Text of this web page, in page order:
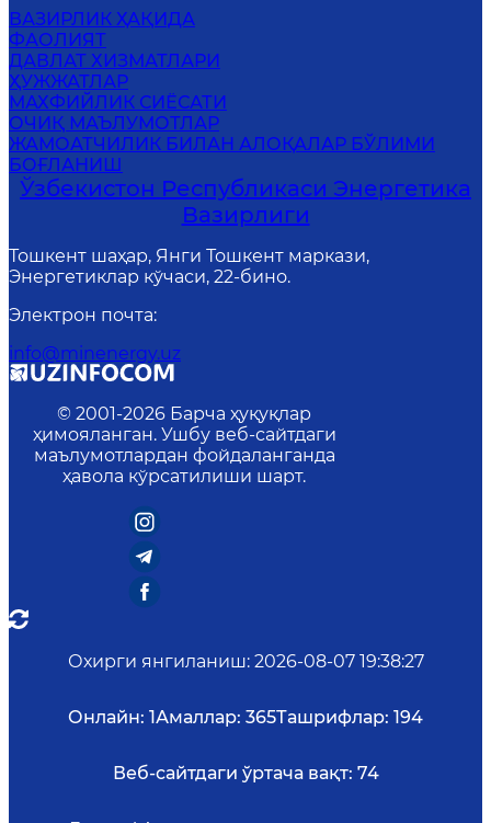
ВАЗИРЛИК ҲАҚИДА
ФАОЛИЯТ
ДАВЛАТ ХИЗМАТЛАРИ
ҲУЖЖАТЛАР
МАХФИЙЛИК СИЁСАТИ
ОЧИҚ МАЪЛУМОТЛАР
ЖАМОАТЧИЛИК БИЛАН АЛОҚАЛАР БЎЛИМИ
БОҒЛАНИШ
Ўзбекистон Республикаси Энергетика
Вазирлиги
Тошкент шаҳар, Янги Тошкент маркази,
Энергетиклар кўчаси, 22-бино.
Электрон почта:
info@minenergy.uz
© 2001-2026 Барча ҳуқуқлар
ҳимояланган. Ушбу веб-сайтдаги
маълумотлардан фойдаланганда
ҳавола кўрсатилиши шарт.
Охирги янгиланиш: 2026-08-07 19:38:27
Онлайн: 1Амаллар: 365Ташрифлар: 194
Веб-сайтдаги ўртача вақт: 74